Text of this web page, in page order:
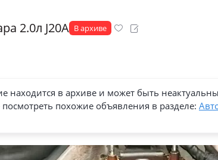
2.0л J20A В архиве
находится в архиве и может быть
похожие объявления в разделе: